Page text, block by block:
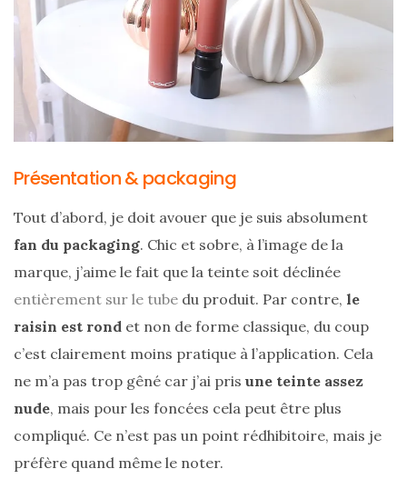
23/05/2026
Les
sacs
Présentation & packaging
Tout d’abord, je doit avouer que je suis absolument
fan du packaging. Chic et sobre, à l’image de la
marque, j’aime le fait que la teinte soit déclinée
entièrement sur le tube du produit. Par contre, le
raisin est rond et non de forme classique, du coup
c’est clairement moins pratique à l’application. Cela
ne m’a pas trop gêné car j’ai pris une teinte assez
nude, mais pour les foncées cela peut être plus
compliqué. Ce n’est pas un point rédhibitoire, mais je
préfère quand même le noter.